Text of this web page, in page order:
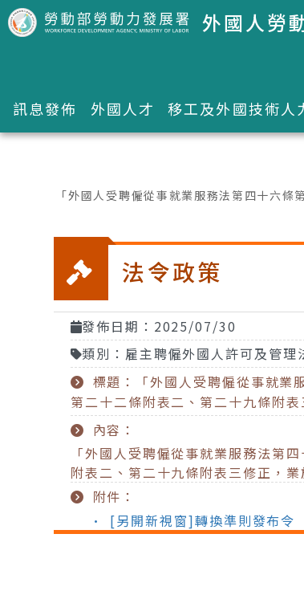
跳到主要內容區塊 外國人勞
訊息發佈 外國人才 移工及外國技術人
「外國人受聘僱從事就業服務法第四十六
法令政策
發佈日期：2025/07/30
類別：雇主聘僱外國人許可及管理
標題：「外國人受聘僱從事就業
第二十二條附表二、第二十九條附
內容：
「外國人受聘僱從事就業服務法第
附表二、第二十九條附表三修正，
附件：
• [另開新視窗]轉換準則發布令